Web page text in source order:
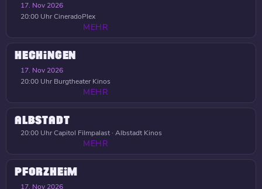
17. Nov 2026
20:00 UhrCineradoPlex
MEHR
HECHINGEN
17. Nov 2026
20:00 Uhr Burgtheater Kinos
MEHR
ALBSTADT
20:00 UhrCapitol Filmpalast · Albstadt Kinos
MEHR
PFORZHEIM
17. Nov 2026